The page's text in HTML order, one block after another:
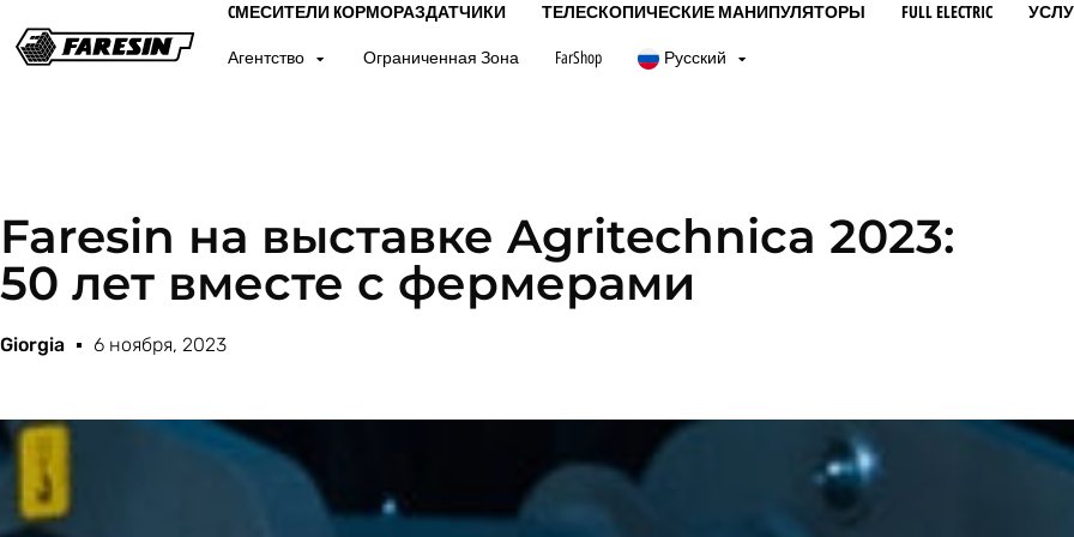
CМЕСИТЕЛИ KОРМОРАЗДАТЧИКИ ТЕЛЕСКОПИЧЕСКИЕ МАНИПУЛЯТОРЫ FULL ELECTRIC
Агентство Ограниченная Зона FarShop Русский
Faresin на выставке Agritechnica 2023:
50 лет вместе с фермерами
Giorgia 6 ноября, 2023